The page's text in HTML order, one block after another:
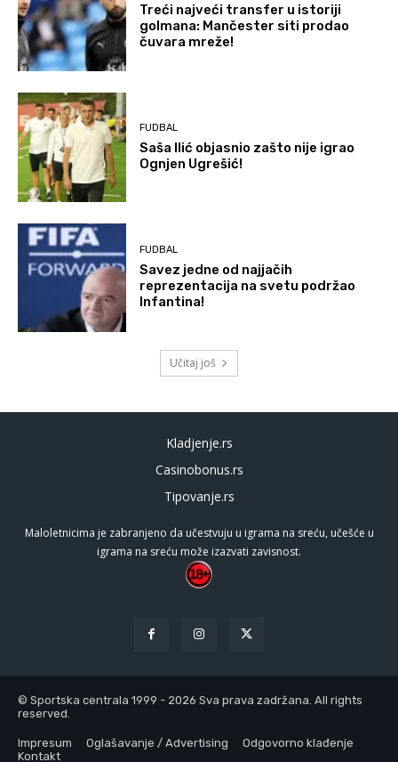
Treći najveći transfer u istoriji
golmana: Mančester siti prodao
čuvara mreže!
FUDBAL
Saša Ilić objasnio zašto nije igrao
Ognjen Ugrešić!
FUDBAL
Savez jedne od najjačih
reprezentacija na svetu podržao
Infantina!
Učitaj još
Kladjenje.rs
Casinobonus.rs
Tipovanje.rs
Maloletnicima je zabranjeno da učestvuju u igrama na sreću, učešće u
igrama na sreću može izazvati zavisnost.
© Sportska centrala 1999 - 2026 Sva prava zadržana. All rights
reserved.
Impresum Oglašavanje / Advertising
Odgovorno klađenje
Kontakt